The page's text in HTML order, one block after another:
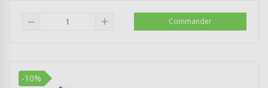
remove add Commander
-10%